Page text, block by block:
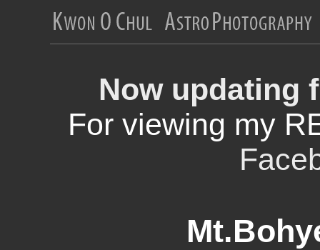
Now updating
For viewing my